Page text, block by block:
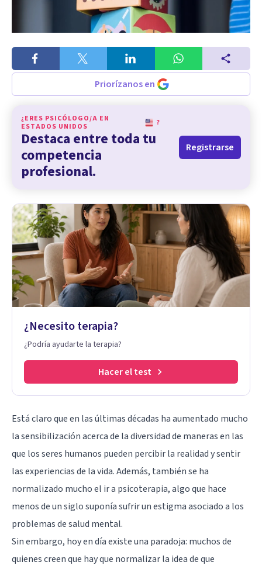
Priorízanos en
¿ERES PSICÓLOGO/A EN
ESTADOS UNIDOS
?
Destaca entre toda tu
competencia
profesional.
Registrarse
¿Necesito terapia?
¿Podría ayudarte la terapia?
Hacer el test
Está claro que en las últimas décadas ha aumentado mucho
la sensibilización acerca de la diversidad de maneras en las
que los seres humanos pueden percibir la realidad y sentir
las experiencias de la vida. Además, también se ha
normalizado mucho el ir a psicoterapia, algo que hace
menos de un siglo suponía sufrir un estigma asociado a los
problemas de salud mental.
Sin embargo, hoy en día existe una paradoja: muchos de
quienes creen que hay que normalizar la idea de que